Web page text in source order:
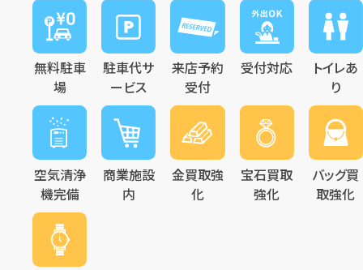
無料駐車
場
駐車代サ
ービス
来店予約
受付
受付対応
トイレあ
り
空気清浄
機完備
商業施設
内
金買取強
化
宝石買取
強化
バッグ買
取強化